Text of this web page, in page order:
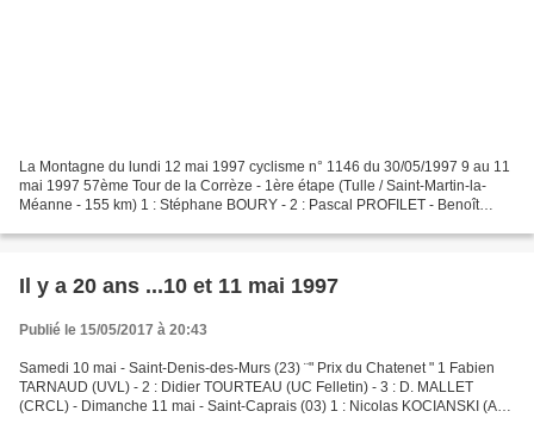
La Montagne du lundi 12 mai 1997 cyclisme n° 1146 du 30/05/1997 9 au 11
mai 1997 57ème Tour de la Corrèze - 1ère étape (Tulle / Saint-Martin-la-
Méanne - 155 km) 1 : Stéphane BOURY - 2 : Pascal PROFILET - Benoît
Il y a 20 ans ...10 et 11 mai 1997
Publié le 15/05/2017 à 20:43
Samedi 10 mai - Saint-Denis-des-Murs (23) ¨" Prix du Chatenet " 1 Fabien
TARNAUD (UVL) - 2 : Didier TOURTEAU (UC Felletin) - 3 : D. MALLET
(CRCL) - Dimanche 11 mai - Saint-Caprais (03) 1 : Nicolas KOCIANSKI (AC